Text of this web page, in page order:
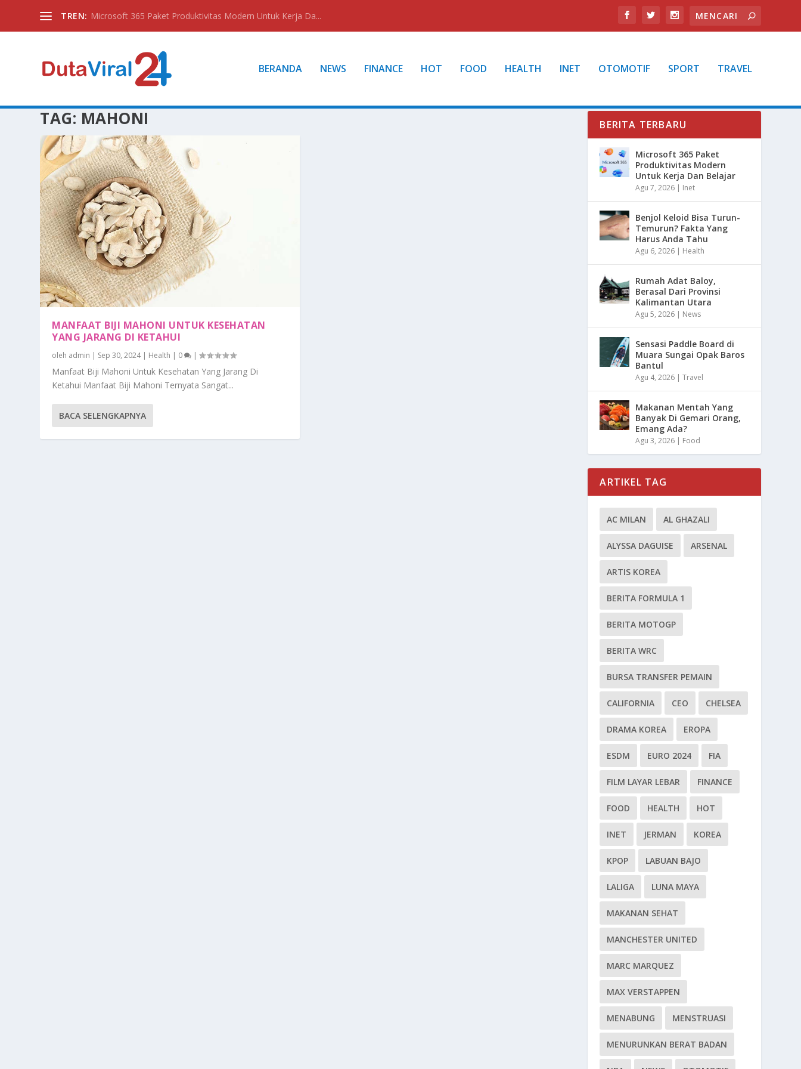
TREN: Microsoft 365 Paket Produktivitas Modern Untuk Kerja Da...
BERANDA NEWS FINANCE HOT FOOD HEALTH INET OTOMOTIF SPORT TRAVEL
TAG: MAHONI
MANFAAT BIJI MAHONI UNTUK KESEHATAN
YANG JARANG DI KETAHUI
oleh admin Sep 30, 2024| Health 0 |
Manfaat Biji Mahoni Untuk Kesehatan Yang Jarang Di
Ketahui Manfaat Biji Mahoni Ternyata Sangat...
BACA SELENGKAPNYA
BERITA TERBARU
Microsoft 365 Paket
Produktivitas Modern
Untuk Kerja Dan Belajar
Agu 7, 2026 | Inet
Benjol Keloid Bisa Turun-
Temurun? Fakta Yang
Harus Anda Tahu
Agu 6, 2026 | Health
Rumah Adat Baloy,
Berasal Dari Provinsi
Kalimantan Utara
Agu 5, 2026 | News
Sensasi Paddle Board di
Muara Sungai Opak Baros
Bantul
Agu 4, 2026 |Travel
Makanan Mentah Yang
Banyak Di Gemari Orang,
Emang Ada?
Agu 3, 2026 | Food
ARTIKEL TAG
AC MILAN AL GHAZALI
ALYSSA DAGUISE ARSENAL
ARTIS KOREA
BERITA FORMULA 1
BERITA MOTOGP
BERITA WRC
BURSA TRANSFER PEMAIN
CALIFORNIA CEO CHELSEA
DRAMA KOREA EROPA
ESDM EURO 2024 FIA
FILM LAYAR LEBAR FINANCE
FOOD HEALTH HOT
INET JERMAN KOREA
KPOP LABUAN BAJO
LALIGA LUNA MAYA
MAKANAN SEHAT
MANCHESTER UNITED
MARC MARQUEZ
MAX VERSTAPPEN
MENABUNG MENSTRUASI
MENURUNKAN BERAT BADAN